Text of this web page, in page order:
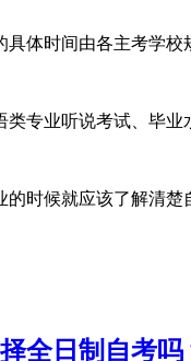
具体时间由各主考学
专业听说考试、毕
时候就应该了解清
全日制自考吗